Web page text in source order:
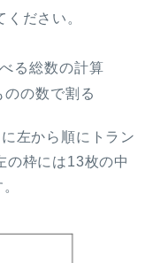
ださい。
る総数の計算
の数で割る
左から順にトラン
の枠には13枚の中